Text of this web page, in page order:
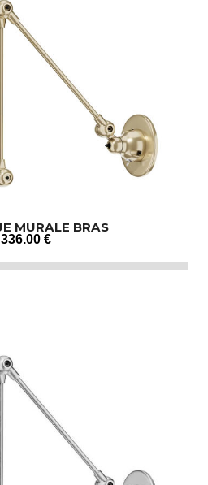
MURALE BRAS
336.00 €